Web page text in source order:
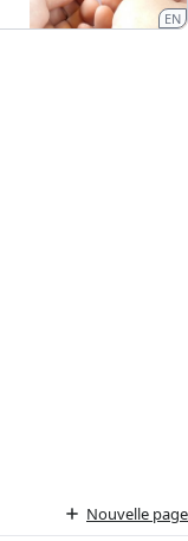
EN
Nouvelle page